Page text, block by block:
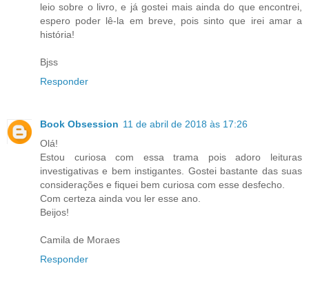
leio sobre o livro, e já gostei mais ainda do que encontrei,
espero poder lê-la em breve, pois sinto que irei amar a
história!
Bjss
Responder
Book Obsession 11 de abril de 2018 às 17:26
Olá!
Estou curiosa com essa trama pois adoro leituras
investigativas e bem instigantes. Gostei bastante das suas
considerações e fiquei bem curiosa com esse desfecho.
Com certeza ainda vou ler esse ano.
Beijos!
Camila de Moraes
Responder